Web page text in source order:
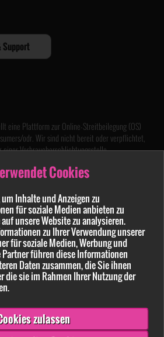
Cookies
Inhalte und Anzeigen zu
für soziale Medien anbieten zu
unsere Website zu analysieren.
zu Ihrer Verwendung unserer
für soziale Medien, Werbung und
führen diese Informationen
Daten zusammen, die Sie ihnen
die sie im Rahmen Ihrer Nutzung der
zulassen
Support
eine Plattform zur Online-Streitbeilegung (OS)
odr. Wir sind nicht bereit oder verpflichtet,
Verbraucherschlichtungsstelle
gemäß §7 Jugendmedienschutz-Staatsvertrag
Deutschland
Grafiken diverser Bildarchive auf